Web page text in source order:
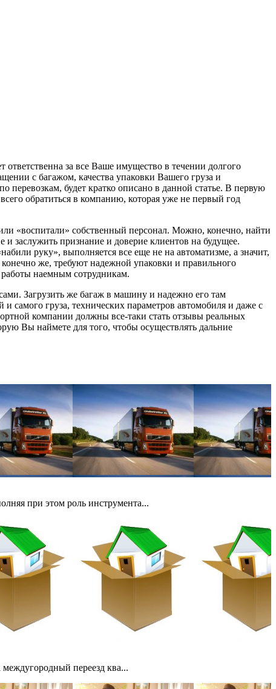
за все Ваше имущество в течении долгого
с багажом, качества упаковки Вашего груза и
перевозкам, будет кратко описано в данной статье. В первую
обратиться в компанию, которая уже не первый год
«воспитали» собственный персонал. Можно, конечно, найти
заслужить признание и доверие клиентов на будущее.
руку», выполняется все еще не на автоматизме, а значит,
же, требуют надежной упаковки и правильного
наемным сотрудникам.
Загрузить же багаж в машину и надежно его там
самого груза, технических параметров автомобиля и даже с
компании должны все-таки стать отзывы реальных
Вы наймете для того, чтобы осуществлять дальние
при этом роль инструмента...
переезд ква...